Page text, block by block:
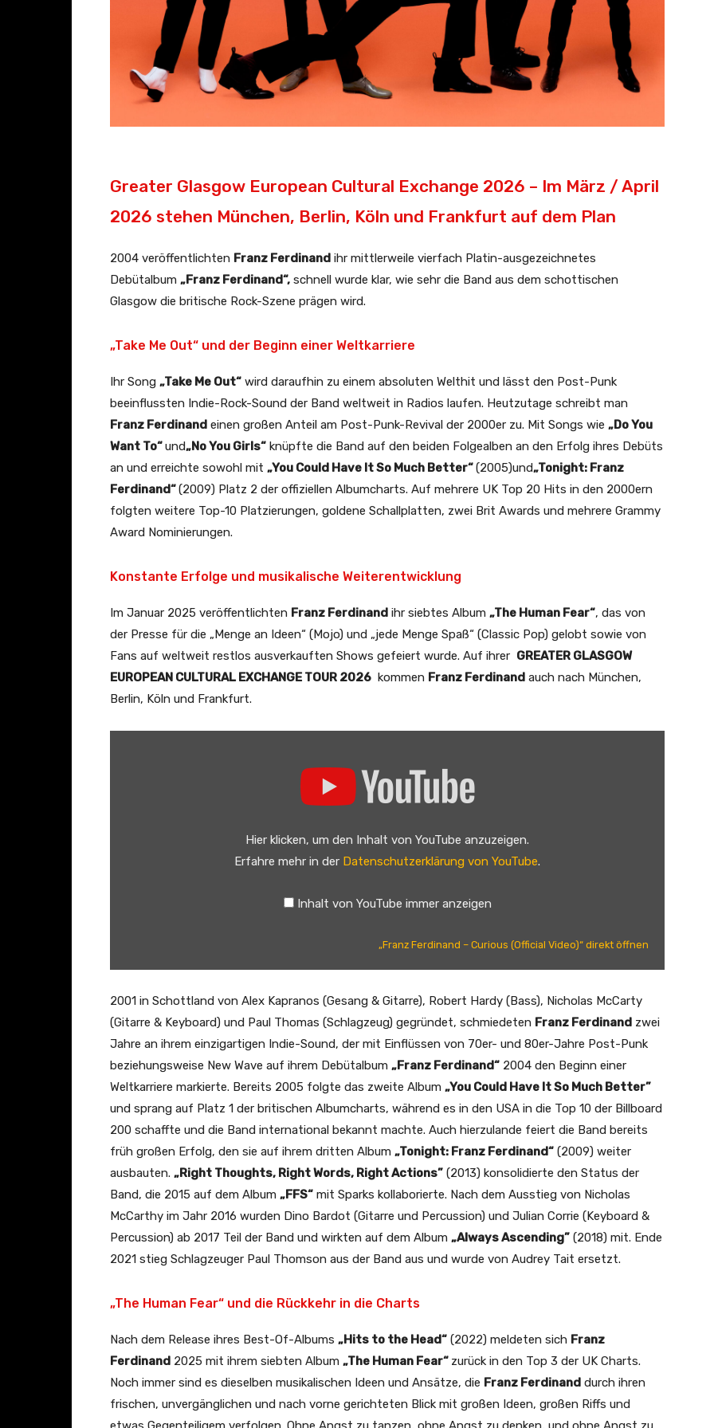
Greater Glasgow European Cultural Exchange 2026 – Im März / April
2026 stehen München, Berlin, Köln und Frankfurt auf dem Plan
2004 veröffentlichten Franz Ferdinand ihr mittlerweile vierfach Platin-ausgezeichnetes
Debütalbum „Franz Ferdinand“, schnell wurde klar, wie sehr die Band aus dem schottischen
Glasgow die britische Rock-Szene prägen wird.
„Take Me Out“ und der Beginn einer Weltkarriere
Ihr Song „Take Me Out“ wird daraufhin zu einem absoluten Welthit und lässt den Post-Punk
beeinflussten Indie-Rock-Sound der Band weltweit in Radios laufen. Heutzutage schreibt man
Franz Ferdinand einen großen Anteil am Post-Punk-Revival der 2000er zu. Mit Songs wie „Do You
Want To“und„No You Girls“ knüpfte die Band auf den beiden Folgealben an den Erfolg ihres Debüts
an und erreichte sowohl mit „You Could Have It So Much Better“(2005)und„Tonight: Franz
Ferdinand“(2009) Platz 2 der offiziellen Albumcharts. Auf mehrere UK Top 20 Hits in den 2000ern
folgten weitere Top-10 Platzierungen, goldene Schallplatten, zwei Brit Awards und mehrere Grammy
Award Nominierungen.
Konstante Erfolge und musikalische Weiterentwicklung
Im Januar 2025 veröffentlichten Franz Ferdinand ihr siebtes Album „The Human Fear“, das von
der Presse für die „Menge an Ideen“ (Mojo) und „jede Menge Spaß“ (Classic Pop) gelobt sowie von
Fans auf weltweit restlos ausverkauften Shows gefeiert wurde. Auf ihrer GREATER GLASGOW
EUROPEAN CULTURAL EXCHANGE TOUR 2026 kommen Franz Ferdinand auch nach München,
Berlin, Köln und Frankfurt.
a
n
d
–
C
u
r
i
o
u
s
(
O
c
i
a
l
Hier klicken, um den Inhalt von YouTube anzuzeigen.
Erfahre mehr in der Datenschutzerklärung von YouTube.
Inhalt von YouTube immer anzeigen
„Franz Ferdinand – Curious (Official Video)“ direkt öffnen
2001 in Schottland von Alex Kapranos (Gesang & Gitarre), Robert Hardy (Bass), Nicholas McCarty
(Gitarre & Keyboard) und Paul Thomas (Schlagzeug) gegründet, schmiedeten Franz Ferdinand zwei
Jahre an ihrem einzigartigen Indie-Sound, der mit Einflüssen von 70er- und 80er-Jahre Post-Punk
beziehungsweise New Wave auf ihrem Debütalbum „Franz Ferdinand“ 2004 den Beginn einer
Weltkarriere markierte. Bereits 2005 folgte das zweite Album „You Could Have It So Much Better”
und sprang auf Platz 1 der britischen Albumcharts, während es in den USA in die Top 10 der Billboard
200 schaffte und die Band international bekannt machte. Auch hierzulande feiert die Band bereits
früh großen Erfolg, den sie auf ihrem dritten Album „Tonight: Franz Ferdinand“ (2009) weiter
ausbauten. „Right Thoughts, Right Words, Right Actions” (2013) konsolidierte den Status der
Band, die 2015 auf dem Album „FFS“ mit Sparks kollaborierte. Nach dem Ausstieg von Nicholas
McCarthy im Jahr 2016 wurden Dino Bardot (Gitarre und Percussion) und Julian Corrie (Keyboard &
Percussion) ab 2017 Teil der Band und wirkten auf dem Album „Always Ascending” (2018) mit. Ende
2021 stieg Schlagzeuger Paul Thomson aus der Band aus und wurde von Audrey Tait ersetzt.
„The Human Fear“ und die Rückkehr in die Charts
Nach dem Release ihres Best-Of-Albums „Hits to the Head“ (2022) meldeten sich Franz
Ferdinand 2025 mit ihrem siebten Album „The Human Fear“ zurück in den Top 3 der UK Charts.
Noch immer sind es dieselben musikalischen Ideen und Ansätze, die Franz Ferdinand durch ihren
frischen, unvergänglichen und nach vorne gerichteten Blick mit großen Ideen, großen Riffs und